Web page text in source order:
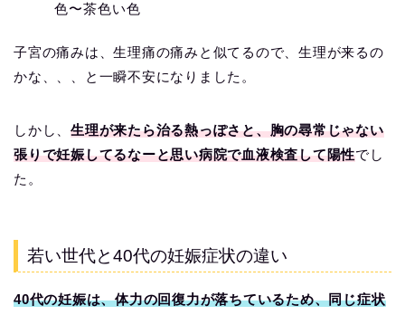
色〜茶色い色
子宮の痛みは、生理痛の痛みと似てるので、生理が来るの
かな、、、と一瞬不安になりました。
しかし、生理が来たら治る熱っぽさと、胸の尋常じゃない
張りで妊娠してるなーと思い病院で血液検査して陽性でし
た。
若い世代と40代の妊娠症状の違い
40代の妊娠は、体力の回復力が落ちているため、同じ症状